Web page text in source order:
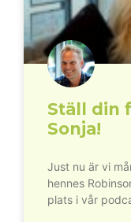
Ställ din
Sonja!
Just nu är vi
hennes
plats i vår